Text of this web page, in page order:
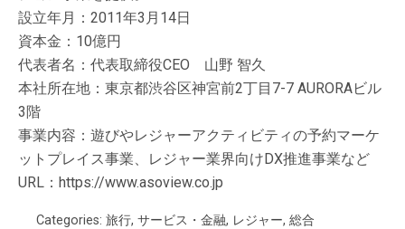
設立年月：2011年3月14日
資本金：10億円
代表者名：代表取締役CEO 山野 智久
本社所在地：東京都渋谷区神宮前2丁目7-7 AURORAビル
3階
事業内容：遊びやレジャーアクティビティの予約マーケ
ットプレイス事業、レジャー業界向けDX推進事業など
URL：https://www.asoview.co.jp
Categories: 旅行, サービス・金融, レジャー, 総合